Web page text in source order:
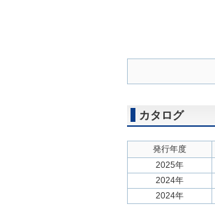
カタログ
発行年度
2025年
2024年
2024年